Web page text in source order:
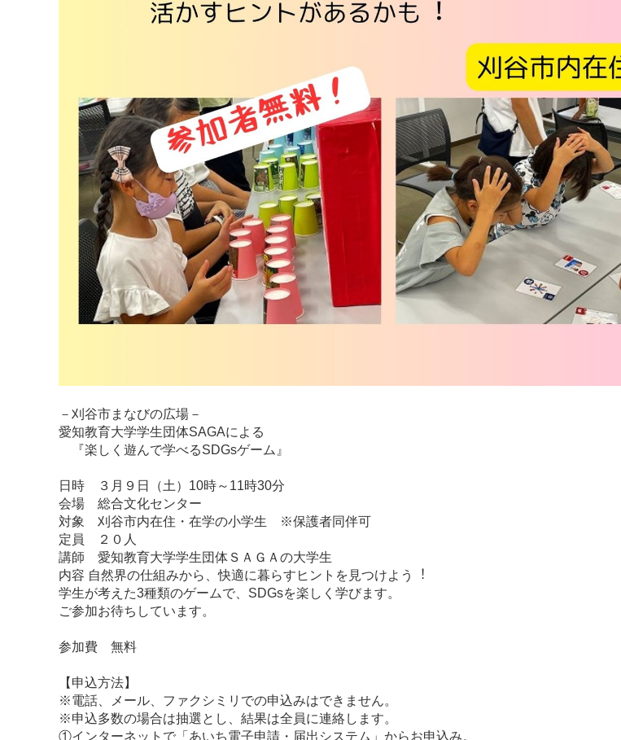
－刈谷市まなびの広場－
愛知教育大学学生団体SAGAによる
『楽しく遊んで学べるSDGsゲーム』
日時 ３月９日（土）10時～11時30分
会場 総合文化センター
対象 刈谷市内在住・在学の小学生 ※保護者同伴可
定員 ２０人
講師 愛知教育大学学生団体ＳＡＧＡの大学生
内容 自然界の仕組みから、快適に暮らすヒントを見つけよう︕
学生が考えた3種類のゲームで、SDGsを楽しく学びます。
ご参加お待ちしています。
参加費 無料
【申込方法】
※電話、メール、ファクシミリでの申込みはできません。
※申込多数の場合は抽選とし、結果は全員に連絡します。
①インターネットで「あいち電子申請・届出システム」からお申込み。